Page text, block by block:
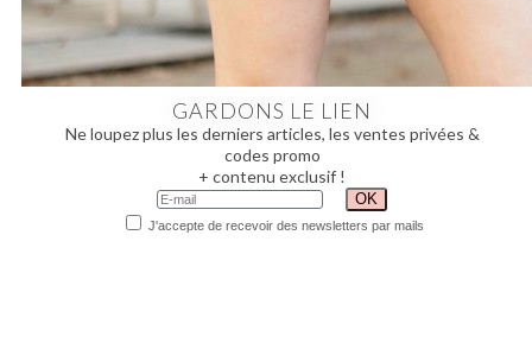
GARDONS LE LIEN
Ne loupez plus les derniers articles, les ventes privées &
codes promo
+ contenu exclusif !
J'accepte de recevoir des newsletters par mails